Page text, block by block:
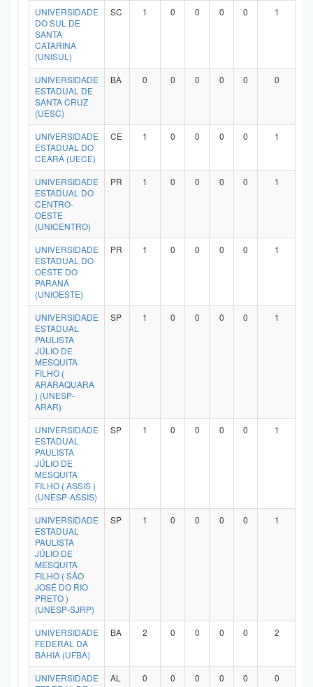
UNIVERSIDADE
DO SUL DE
SANTA
CATARINA
(UNISUL)
SC 1 0 0 0 0 1
UNIVERSIDADE
ESTADUAL DE
SANTA CRUZ
(UESC)
BA 0 0 0 0 0 0
UNIVERSIDADE
ESTADUAL DO
CEARÁ (UECE)
CE 1 0 0 0 0 1
UNIVERSIDADE
ESTADUAL DO
CENTRO-
OESTE
(UNICENTRO)
PR 1 0 0 0 0 1
UNIVERSIDADE
ESTADUAL DO
OESTE DO
PARANÁ
(UNIOESTE)
PR 1 0 0 0 0 1
UNIVERSIDADE
ESTADUAL
PAULISTA
JÚLIO DE
MESQUITA
FILHO (
ARARAQUARA
) (UNESP-
ARAR)
SP 1 0 0 0 0 1
UNIVERSIDADE
ESTADUAL
PAULISTA
JÚLIO DE
MESQUITA
FILHO ( ASSIS )
(UNESP-ASSIS)
SP 1 0 0 0 0 1
UNIVERSIDADE
ESTADUAL
PAULISTA
JÚLIO DE
MESQUITA
FILHO ( SÃO
JOSÉ DO RIO
PRETO )
(UNESP-SJRP)
SP 1 0 0 0 0 1
UNIVERSIDADE
FEDERAL DA
BAHIA (UFBA)
BA 2 0 0 0 0 2
UNIVERSIDADE
AL 0 0 0 0 0 0